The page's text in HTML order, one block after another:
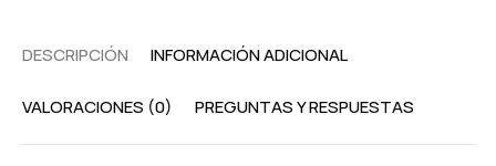
DESCRIPCIÓN INFORMACIÓN ADICIONAL
VALORACIONES (0) PREGUNTAS Y RESPUESTAS